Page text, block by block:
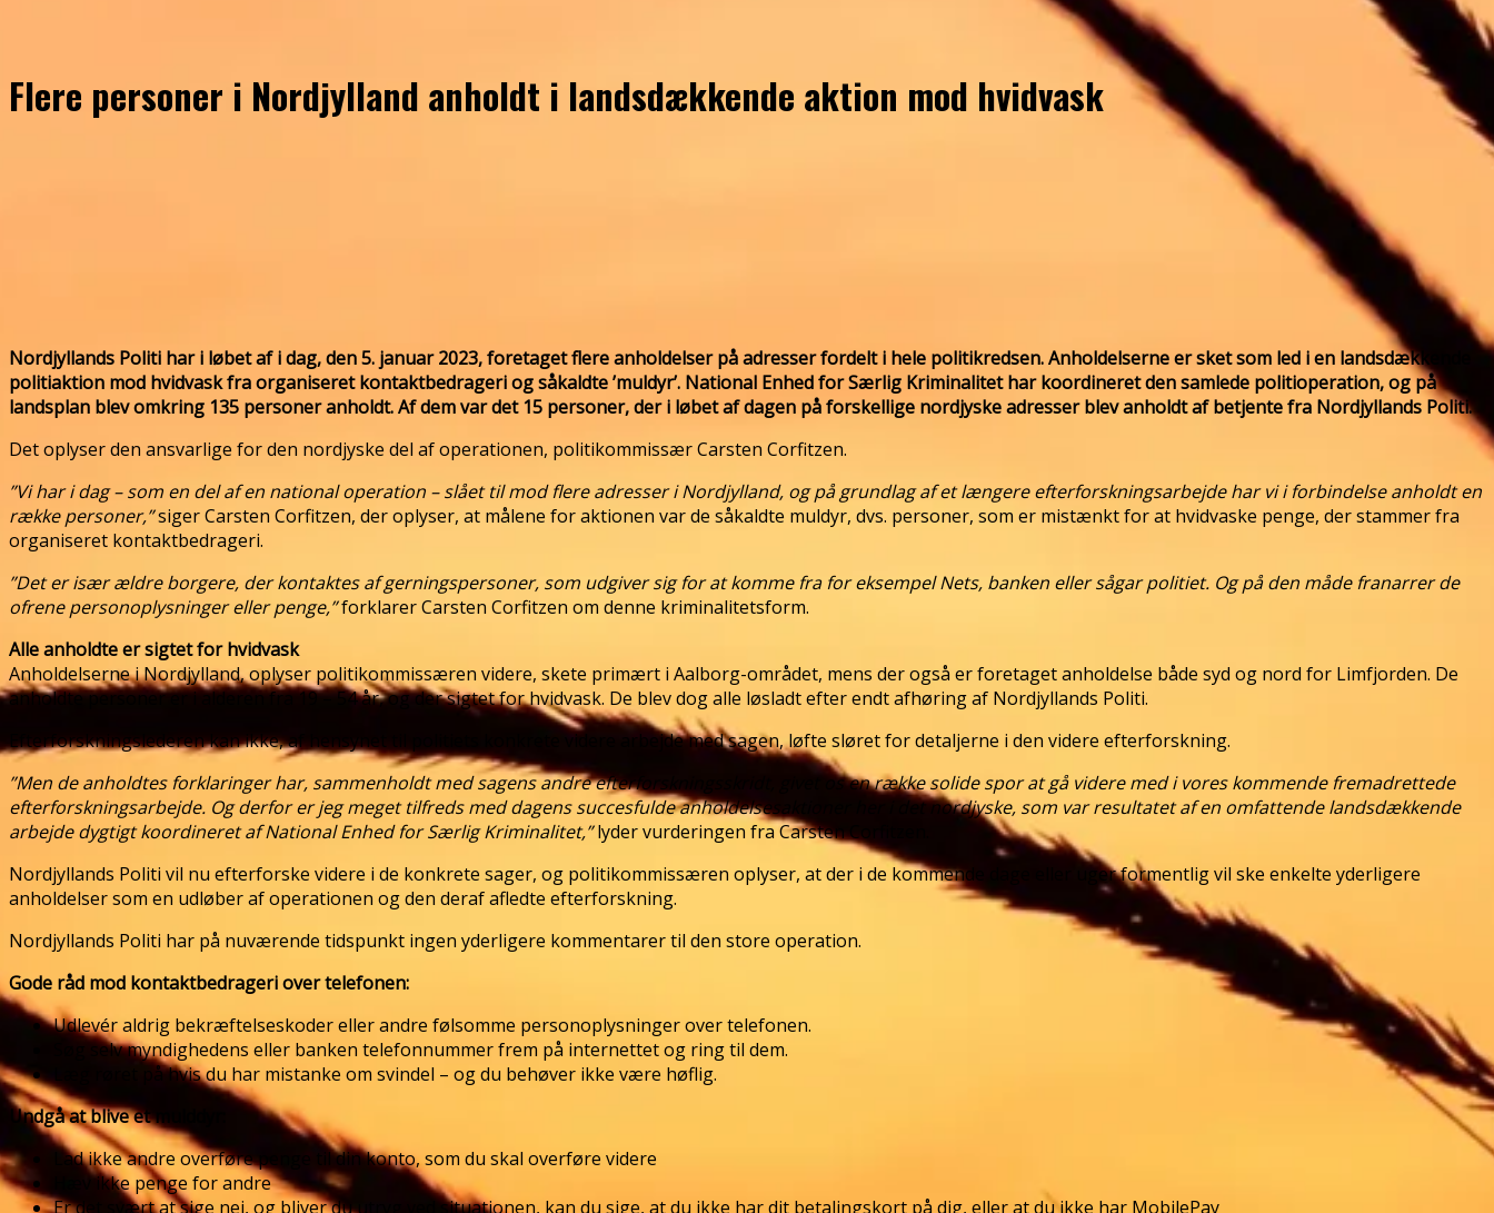
Flere personer i Nordjylland anholdt i landsdækkende aktion mod hvidvask
Nordjyllands Politi har i løbet af i dag, den 5. januar 2023, foretaget flere anholdelser på adresser fordelt i hele politikredsen. Anholdelserne er sket som led i en landsdækkende
politiaktion mod hvidvask fra organiseret kontaktbedrageri og såkaldte ’muldyr’. National Enhed for Særlig Kriminalitet har koordineret den samlede politioperation, og på
landsplan blev omkring 135 personer anholdt. Af dem var det 15 personer, der i løbet af dagen på forskellige nordjyske adresser blev anholdt af betjente fra Nordjyllands Politi.
Det oplyser den ansvarlige for den nordjyske del af operationen, politikommissær Carsten Corfitzen.
”Vi har i dag – som en del af en national operation – slået til mod flere adresser i Nordjylland, og på grundlag af et længere efterforskningsarbejde har vi i forbindelse anholdt en
række personer,”siger Carsten Corfitzen, der oplyser, at målene for aktionen var de såkaldte muldyr, dvs. personer, som er mistænkt for at hvidvaske penge, der stammer fra
organiseret kontaktbedrageri.
”Det er især ældre borgere, der kontaktes af gerningspersoner, som udgiver sig for at komme fra for eksempel Nets, banken eller sågar politiet. Og på den måde franarrer de
ofrene personoplysninger eller penge,”forklarer Carsten Corfitzen om denne kriminalitetsform.
Alle anholdte er sigtet for hvidvask
Anholdelserne i Nordjylland, oplyser politikommissæren videre, skete primært i Aalborg-området, mens der også er foretaget anholdelse både syd og nord for Limfjorden. De
anholdte personer er i alderen fra 19 – 54 år, og der sigtet for hvidvask. De blev dog alle løsladt efter endt afhøring af Nordjyllands Politi.
Efterforskningslederen kan ikke, af hensynet til politiets konkrete videre arbejde med sagen, løfte sløret for detaljerne i den videre efterforskning.
”Men de anholdtes forklaringer har, sammenholdt med sagens andre efterforskningsskridt, givet os en række solide spor at gå videre med i vores kommende fremadrettede
efterforskningsarbejde. Og derfor er jeg meget tilfreds med dagens succesfulde anholdelsesaktioner her i det nordjyske, som var resultatet af en omfattende landsdækkende
arbejde dygtigt koordineret af National Enhed for Særlig Kriminalitet,”lyder vurderingen fra Carsten Corfitzen.
Nordjyllands Politi vil nu efterforske videre i de konkrete sager, og politikommissæren oplyser, at der i de kommende dage eller uger formentlig vil ske enkelte yderligere
anholdelser som en udløber af operationen og den deraf afledte efterforskning.
Nordjyllands Politi har på nuværende tidspunkt ingen yderligere kommentarer til den store operation.
Gode råd mod kontaktbedrageri over telefonen:
Udlevér aldrig bekræftelseskoder eller andre følsomme personoplysninger over telefonen.
Søg selv myndighedens eller banken telefonnummer frem på internettet og ring til dem.
Læg røret på hvis du har mistanke om svindel – og du behøver ikke være høflig.
Undgå at blive et mulddyr:
Lad ikke andre overføre penge til din konto, som du skal overføre videre
Hæv ikke penge for andre
Er det svært at sige nej, og bliver du utryg ved situationen, kan du sige, at du ikke har dit betalingskort på dig, eller at du ikke har MobilePay